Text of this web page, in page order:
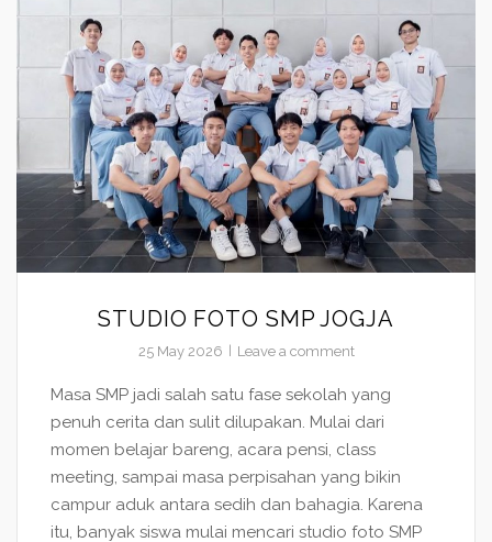
STUDIO FOTO SMP JOGJA
25 May 2026 Leave a comment
Masa SMP jadi salah satu fase sekolah yang
penuh cerita dan sulit dilupakan. Mulai dari
momen belajar bareng, acara pensi, class
meeting, sampai masa perpisahan yang bikin
campur aduk antara sedih dan bahagia. Karena
itu, banyak siswa mulai mencari studio foto SMP